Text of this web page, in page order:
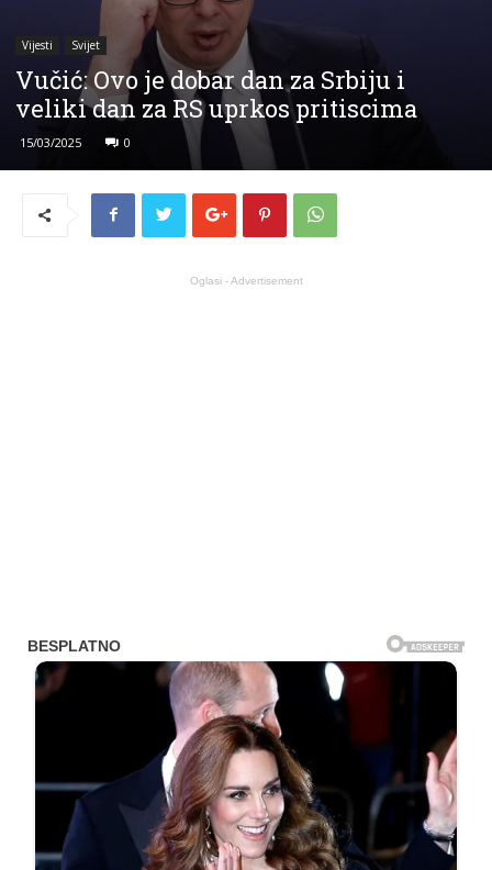
Vijesti Svijet
Vučić: Ovo je dobar dan za Srbiju i
veliki dan za RS uprkos pritiscima
15/03/2025 0
Oglasi - Advertisement